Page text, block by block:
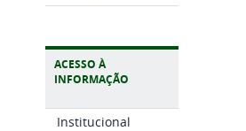
ACESSO À
INFORMAÇÃO
Institucional